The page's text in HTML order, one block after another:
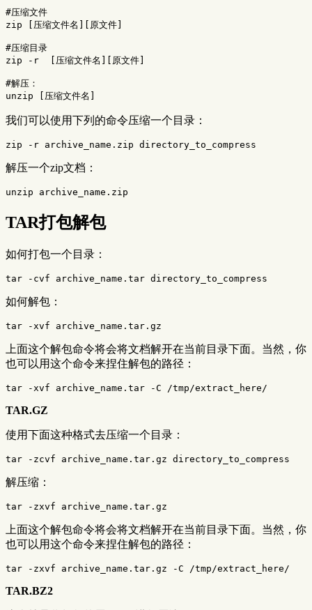
#压缩文件
zip
压缩文件名][原文件]
#压缩目录
zip
-r 压缩文件名][原文件]
#解压：
unzip
我们可以使用下列的命令压缩一个目录：
zip -r
解压一个zip文档：
TAR打包解包
如何打包一个目录：
tar -cvf
如何解包：
tar -xvf
上面这个解包命令将会将文档解开在当前目录下面。当然，你
也可以用这个命令来捏住解包的路径：
tar -xvf archive_name.tar -C
TAR.GZ
使用下面这种格式去压缩一个目录：
tar -zcvf
解压缩：
tar -zxvf
上面这个解包命令将会将文档解开在当前目录下面。当然，你
也可以用这个命令来捏住解包的路径：
tar -zxvf archive_name.tar.gz -C
TAR.BZ2